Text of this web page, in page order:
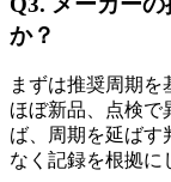
か？
まずは推奨周期
ほぼ新品、点検で
ば、周期を延ばす
なく記録を根拠に